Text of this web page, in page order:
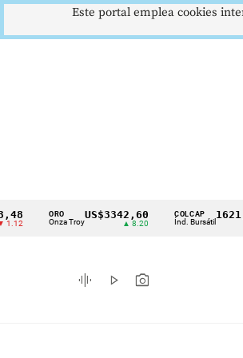
Cintillo
indicadores
económicos
ORO
Onza Troy
US$3342,60 COLCAP
Índ. Bursátil
1621,34
graphic_eq play_arrow photo_camera
Este portal emplea cookies